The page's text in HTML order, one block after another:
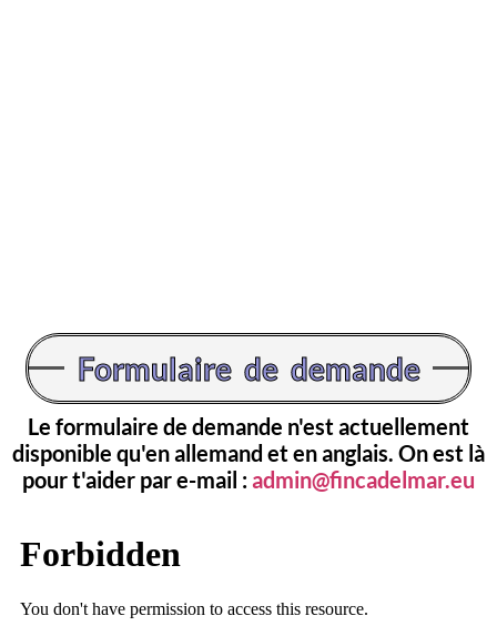
Formulaire de demande
Le formulaire de demande n'est actuellement
disponible qu'en allemand et en anglais. On est là
pour t'aider par e-mail :admin@fincadelmar.eu